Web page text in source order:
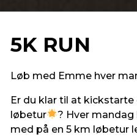
5K RUN
Løb med Emme hver
Er du klar til at
løbetur
? Hver mandag
med på en 5 km løbetur